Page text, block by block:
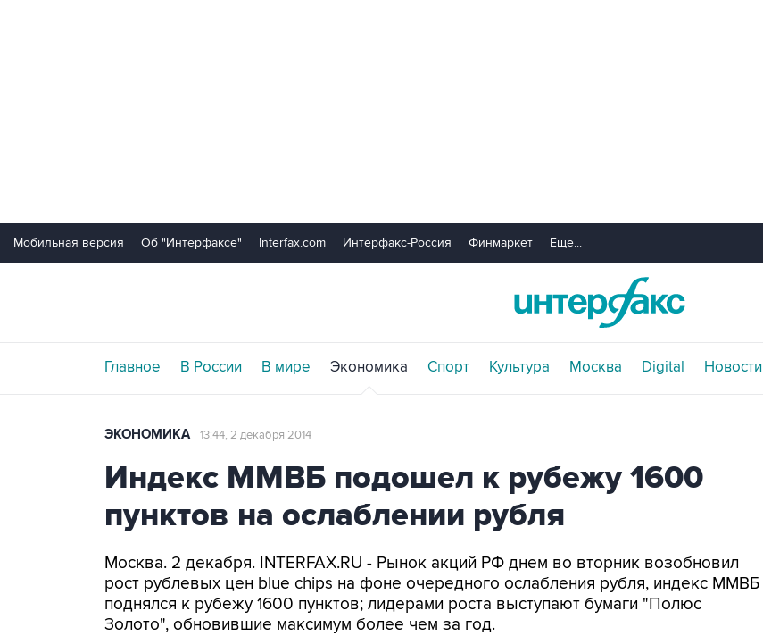
Мобильная версия Об "Интерфаксе" Interfax.com Интерфакс-Россия Финмаркет Еще...
Главное В России В мире Экономика Спорт Культура Москва Digital Новости
ЭКОНОМИКА 13:44, 2 декабря 2014
Индекс ММВБ подошел к рубежу 1600
пунктов на ослаблении рубля
Москва. 2 декабря. INTERFAX.RU - Рынок акций РФ днем во вторник возобновил
рост рублевых цен blue chips на фоне очередного ослабления рубля, индекс ММВБ
поднялся к рубежу 1600 пунктов; лидерами роста выступают бумаги "Полюс
Золото", обновившие максимум более чем за год.